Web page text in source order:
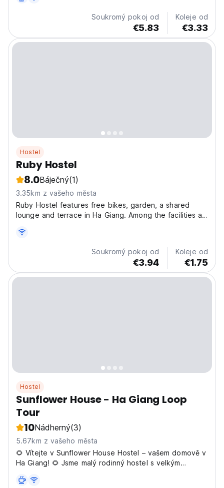
Soukromý pokoj od
€5.83
Koleje od
€3.33
Hostel
Ruby Hostel
8.0Báječný(1)
3.35km z vašeho města
Ruby Hostel features free bikes, garden, a shared
lounge and terrace in Ha Giang. Among the facilities at
desk, along with free WiFi throughout the property.
Free private parking is available and the hotel...
Soukromý pokoj od
€3.94
Koleje od
€1.75
Hostel
Sunflower House - Ha Giang Loop
Tour
10Nádherný(3)
5.67km z vašeho města
🌻 Vítejte v Sunflower House Hostel – vašem domově v
Ha Giang! 🌻 Jsme malý rodinný hostel s velkým
součástí rodiny. Ať už jde o sdílení našich slavných